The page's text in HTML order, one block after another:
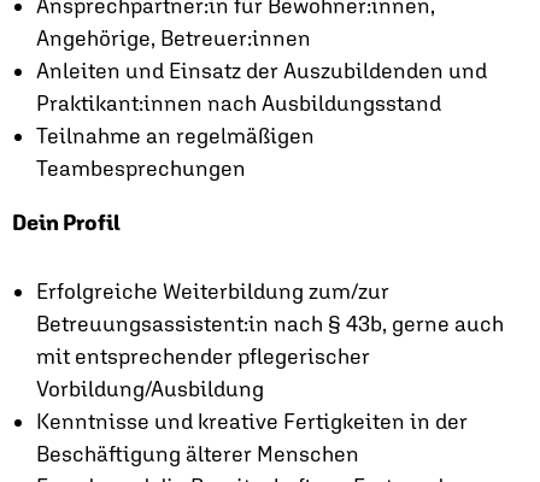
Ansprechpartner:in für Bewohner:innen,
Angehörige, Betreuer:innen
Anleiten und Einsatz der Auszubildenden und
Praktikant:innen nach Ausbildungsstand
Teilnahme an regelmäßigen
Teambesprechungen
Dein Profil
Erfolgreiche Weiterbildung zum/zur
Betreuungsassistent:in nach § 43b, gerne auch
mit entsprechender pflegerischer
Vorbildung/Ausbildung
Kenntnisse und kreative Fertigkeiten in der
Beschäftigung älterer Menschen